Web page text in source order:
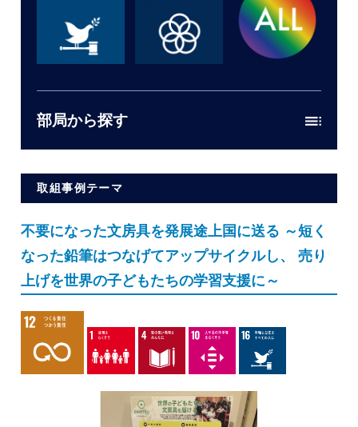
部局から探す
取組事例テーマ
不要になった文房具を発展途上国に送る ～短く
なった鉛筆はつなげてアップサイクルし、 売り
上げを世界の子どもたちの学習支援に～